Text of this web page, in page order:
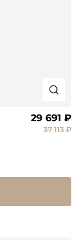
29 691 ₽
37 113 ₽